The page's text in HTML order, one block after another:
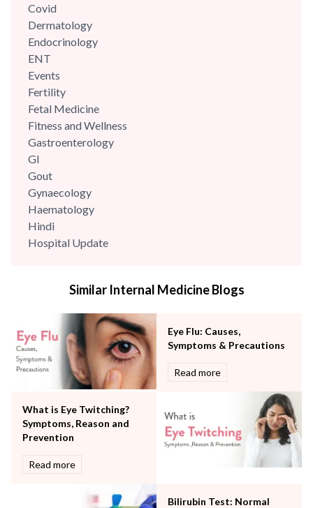
Covid
Dermatology
Endocrinology
ENT
Events
Fertility
Fetal Medicine
Fitness and Wellness
Gastroenterology
GI
Gout
Gynaecology
Haematology
Hindi
Hospital Update
Mental Health
Neonatology & Paediatrics
Nephrology & Dialysis
Neurology
Obstetrics
Orthopaedics
Other Services
Pulmonology
Rheumatology
Robotic Precision
Surgery
The Breast Centre
Similar Internal Medicine Blogs
Eye Flu: Causes,
Symptoms & Precautions
Read more
What is Eye Twitching?
Symptoms, Reason and
Prevention
Read more
Bilirubin Test: Normal